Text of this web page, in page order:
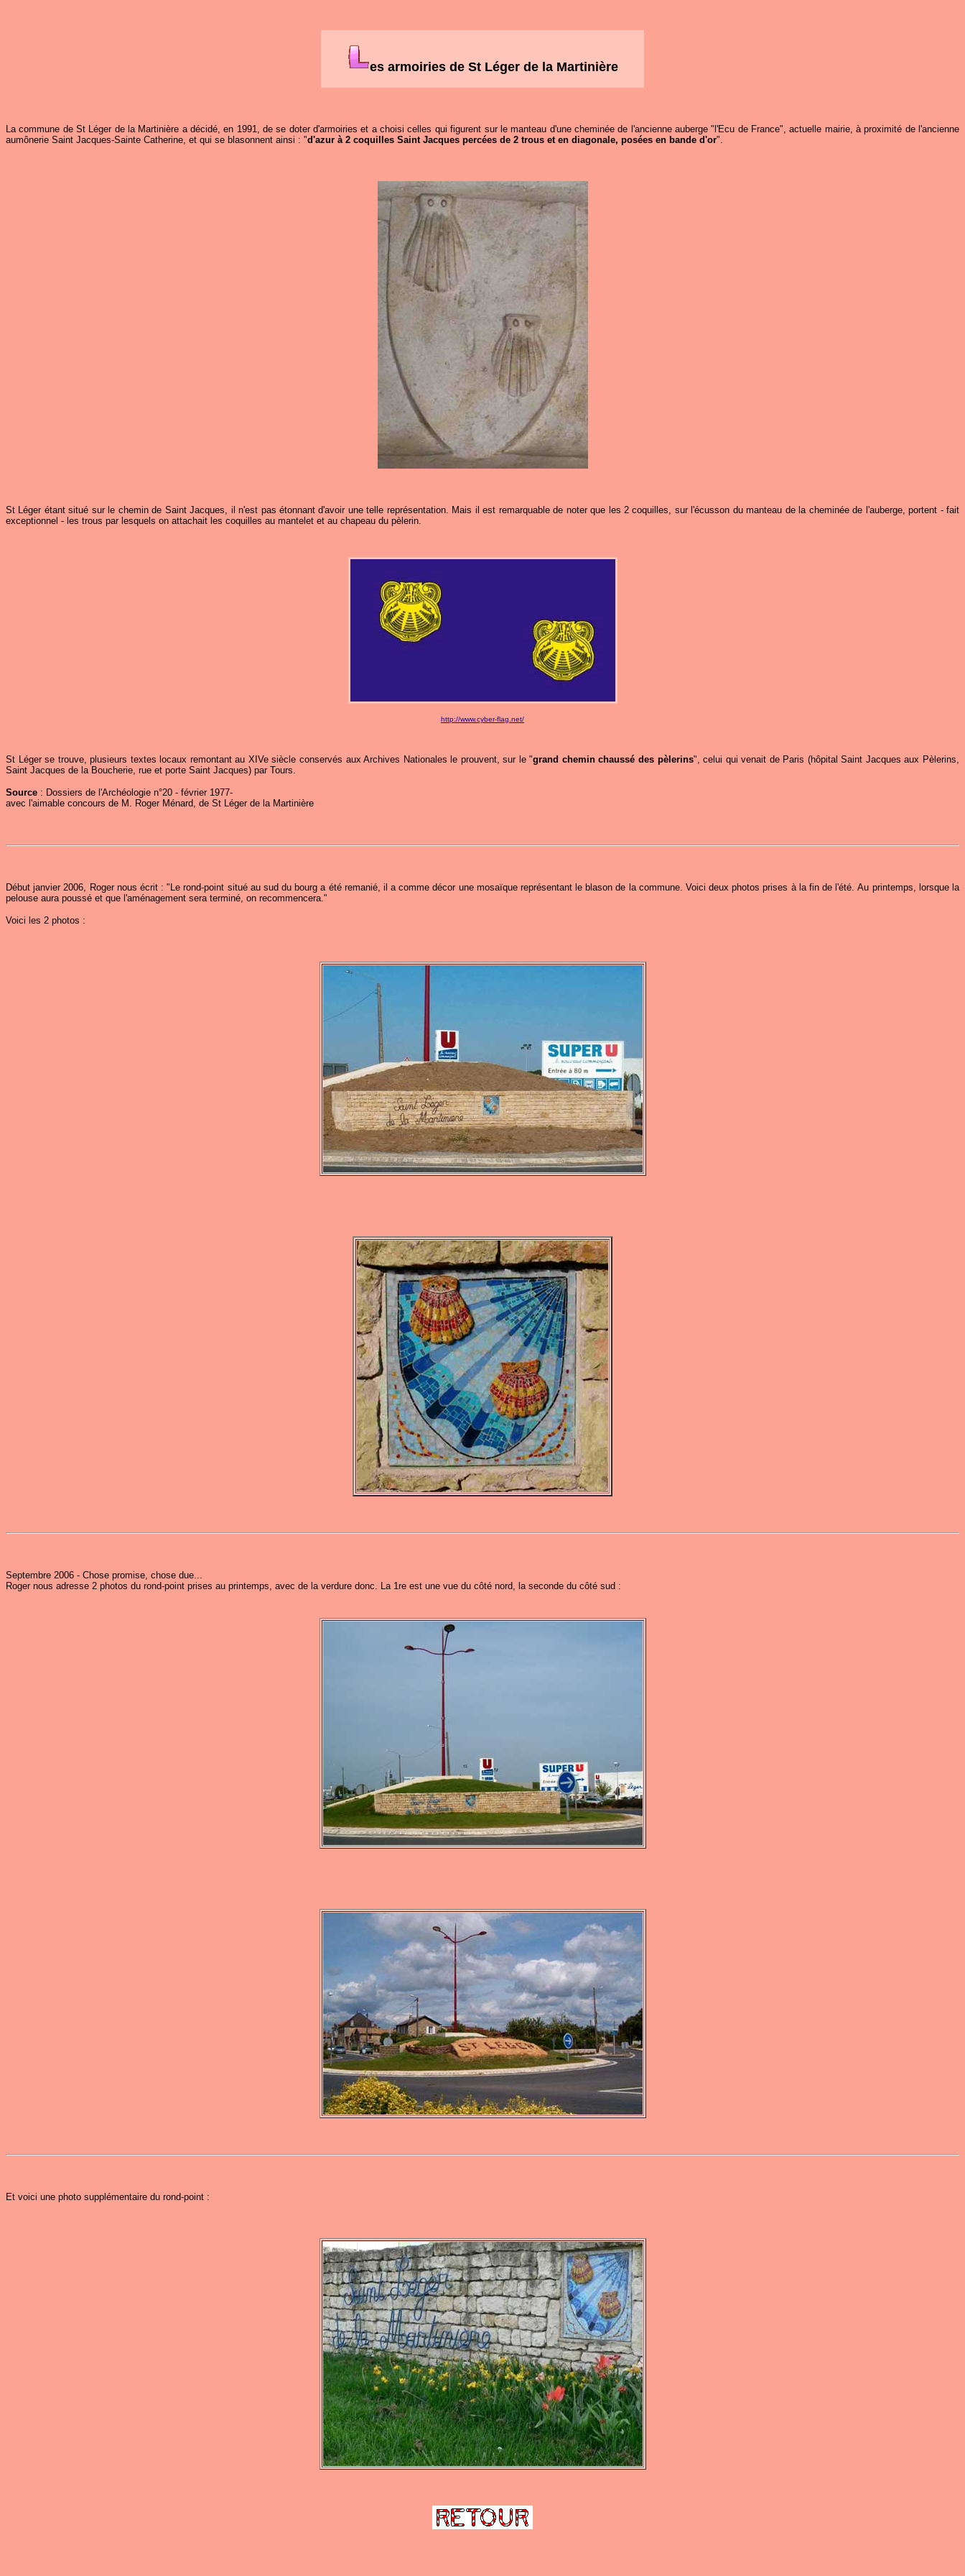
es armoiries de St Léger de la Martinière
La commune de St Léger de la Martinière a décidé, en 1991, de se doter d'armoiries et a choisi celles qui figurent sur le manteau d'une cheminée de l'ancienne auberge "l'Ecu de France", actuelle mairie, à proximité de l'ancienne
aumônerie Saint Jacques-Sainte Catherine, et qui se blasonnent ainsi : "d'azur à 2 coquilles Saint Jacques percées de 2 trous et en diagonale, posées en bande d'or".
St Léger étant situé sur le chemin de Saint Jacques, il n'est pas étonnant d'avoir une telle représentation. Mais il est remarquable de noter que les 2 coquilles, sur l'écusson du manteau de la cheminée de l'auberge, portent - fait
exceptionnel - les trous par lesquels on attachait les coquilles au mantelet et au chapeau du pèlerin.
http://www.cyber-flag.net/
St Léger se trouve, plusieurs textes locaux remontant au XIVe siècle conservés aux Archives Nationales le prouvent, sur le "grand chemin chaussé des pèlerins", celui qui venait de Paris (hôpital Saint Jacques aux Pèlerins,
Saint Jacques de la Boucherie, rue et porte Saint Jacques) par Tours.
Source : Dossiers de l'Archéologie n°20 - février 1977-
avec l'aimable concours de M. Roger Ménard, de St Léger de la Martinière
Début janvier 2006, Roger nous écrit : "Le rond-point situé au sud du bourg a été remanié, il a comme décor une mosaïque représentant le blason de la commune. Voici deux photos prises à la fin de l'été. Au printemps, lorsque la
pelouse aura poussé et que l'aménagement sera terminé, on recommencera."
Voici les 2 photos :
Septembre 2006 - Chose promise, chose due...
Roger nous adresse 2 photos du rond-point prises au printemps, avec de la verdure donc. La 1re est une vue du côté nord, la seconde du côté sud :
Et voici une photo supplémentaire du rond-point :